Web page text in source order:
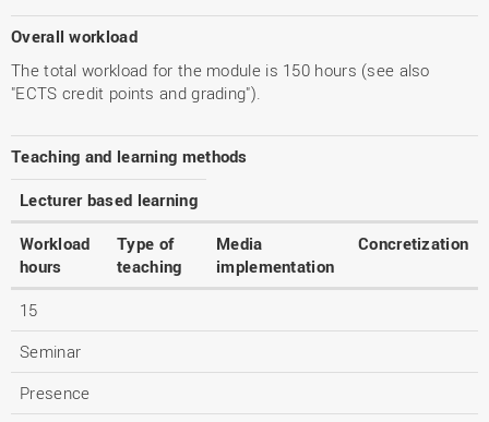
Overall workload
The total workload for the module is 150 hours (see also
"ECTS credit points and grading").
Teaching and learning methods
Lecturer based learning
Workload
hours
Type of
teaching
Media
implementation
Concretization
15
Seminar
Presence